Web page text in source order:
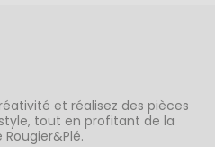
et réalisez des pièces
tout en profitant de la